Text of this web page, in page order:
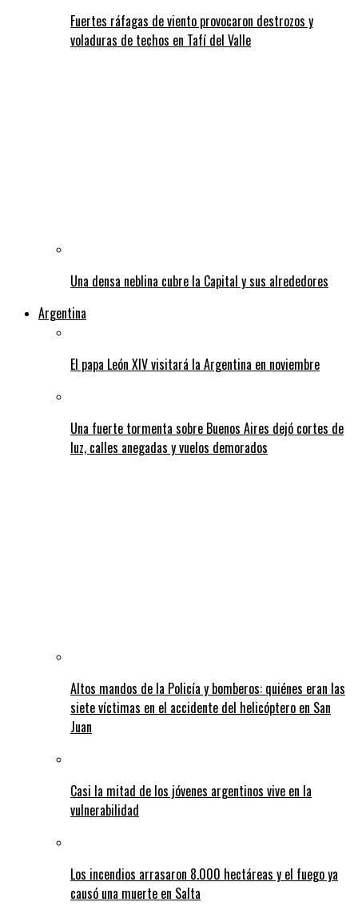
Fuertes ráfagas de viento provocaron destrozos y
voladuras de techos en Tafí del Valle
Una densa neblina cubre la Capital y sus alrededores
Argentina
El papa León XIV visitará la Argentina en noviembre
Una fuerte tormenta sobre Buenos Aires dejó cortes de
luz, calles anegadas y vuelos demorados
Altos mandos de la Policía y bomberos: quiénes eran las
siete víctimas en el accidente del helicóptero en San
Juan
Casi la mitad de los jóvenes argentinos vive en la
vulnerabilidad
Los incendios arrasaron 8.000 hectáreas y el fuego ya
causó una muerte en Salta